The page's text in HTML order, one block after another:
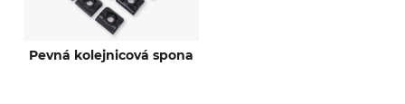
Pevná kolejnicová spona